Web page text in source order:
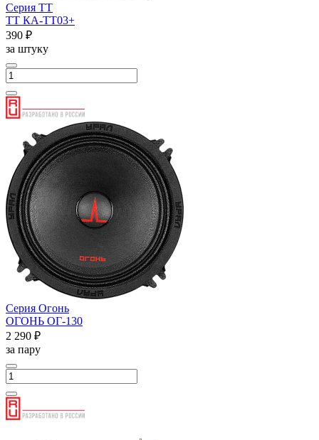
Серия ТТ
ТТ КА-ТТ03+
390 ₽
за штуку
Серия Огонь
ОГОНЬ ОГ-130
2 290 ₽
за пару